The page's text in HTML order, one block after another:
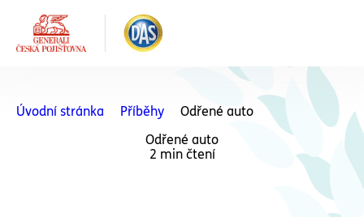
Úvodní stránka Příběhy
Odřené auto
Odřené auto
2 min čtení